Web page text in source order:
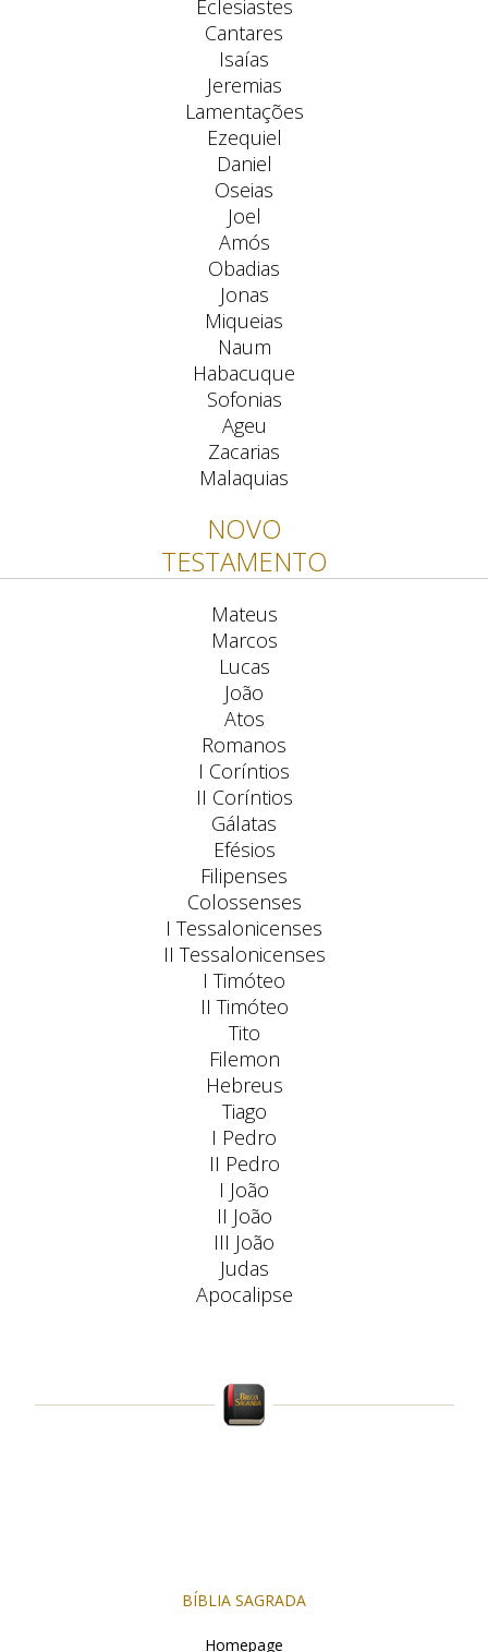
Eclesiastes
Cantares
Isaías
Jeremias
Lamentações
Ezequiel
Daniel
Oseias
Joel
Amós
Obadias
Jonas
Miqueias
Naum
Habacuque
Sofonias
Ageu
Zacarias
Malaquias
NOVO
TESTAMENTO
Mateus
Marcos
Lucas
João
Atos
Romanos
I Coríntios
II Coríntios
Gálatas
Efésios
Filipenses
Colossenses
I Tessalonicenses
II Tessalonicenses
I Timóteo
II Timóteo
Tito
Filemon
Hebreus
Tiago
I Pedro
II Pedro
I João
II João
III João
Judas
Apocalipse
BÍBLIA SAGRADA
Homepage